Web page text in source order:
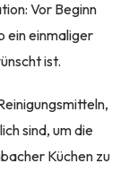
Vor Beginn
ein einmaliger
ist.
sind, um die
Küchen zu